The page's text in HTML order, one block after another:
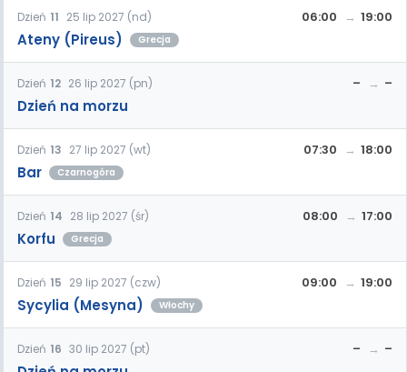
Dzień 11 25 lip 2027 (nd)
Ateny (Pireus) Grecja
06:00 19:00
Dzień 12 26 lip 2027 (pn)
Dzień na morzu
– –
Dzień 13 27 lip 2027 (wt)
Bar Czarnogóra
07:30 18:00
Dzień 14 28 lip 2027 (śr)
Korfu Grecja
08:00 17:00
Dzień 15 29 lip 2027 (czw)
Sycylia (Mesyna) Włochy
09:00 19:00
Dzień 16 30 lip 2027 (pt) – –